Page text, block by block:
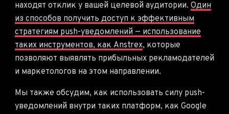
находят отклик у вашей целевой аудитории. Один
из способов получить доступ к эффективным
стратегиям push-уведомлений — использование
таких инструментов, как Anstrex, которые
позволяют выявлять прибыльных рекламодателей
и маркетологов на этом направлении.
Мы также обсудим, как использовать силу push-
уведомлений внутри таких платформ, как Google